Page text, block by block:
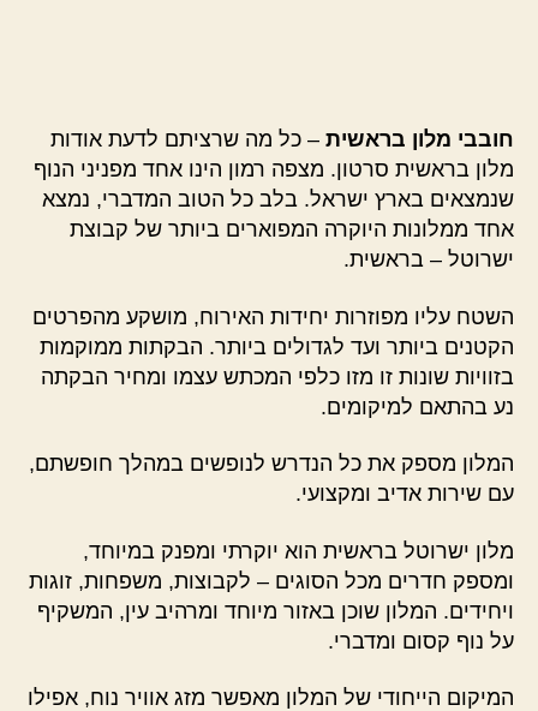
חובבי מלון בראשית – כל מה שרציתם לדעת אודות
מלון בראשית סרטון. מצפה רמון הינו אחד מפניני הנוף
שנמצאים בארץ ישראל. בלב כל הטוב המדברי, נמצא
אחד ממלונות היוקרה המפוארים ביותר של קבוצת
ישרוטל – בראשית.
השטח עליו מפוזרות יחידות האירוח, מושקע מהפרטים
הקטנים ביותר ועד לגדולים ביותר. הבקתות ממוקמות
בזוויות שונות זו מזו כלפי המכתש עצמו ומחיר הבקתה
נע בהתאם למיקומים.
המלון מספק את כל הנדרש לנופשים במהלך חופשתם,
עם שירות אדיב ומקצועי.
מלון ישרוטל בראשית הוא יוקרתי ומפנק במיוחד,
ומספק חדרים מכל הסוגים – לקבוצות, משפחות, זוגות
ויחידים. המלון שוכן באזור מיוחד ומרהיב עין, המשקיף
על נוף קסום ומדברי.
המיקום הייחודי של המלון מאפשר מזג אוויר נוח, אפילו